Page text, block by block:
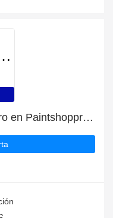
Compra ahora y ahorra dinero en Paintshoppro para las liquidaciones de Paintshoppro